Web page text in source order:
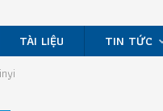
TÀI LIỆU TIN TỨC